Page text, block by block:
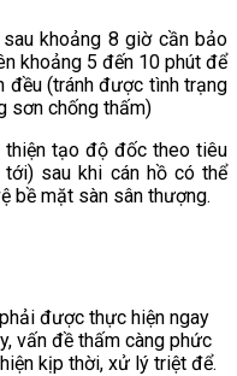
sau khoảng 8 giờ cần bảo
khoảng 5 đến 10 phút để
đều (tránh được tình trạng
sơn chống thấm)
thiện tạo độ đốc theo tiêu
sau khi cán hồ có thể
bề mặt sàn sân thượng.
được thực hiện ngay
vấn đề thấm càng phức
kịp thời, xử lý triệt để.